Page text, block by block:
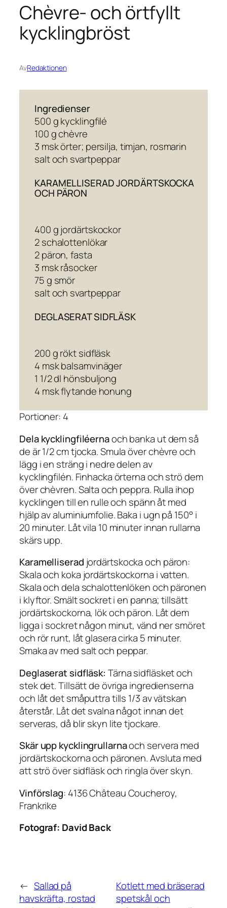
Chèvre- och örtfyllt
kycklingbröst
AvRedaktionen
Ingredienser
500 g kycklingfilé
100 g chèvre
3 msk örter; persilja, timjan, rosmarin
salt och svartpeppar
KARAMELLISERAD JORDÄRTSKOCKA
OCH PÄRON
400 g jordärtskockor
2 schalottenlökar
2 päron, fasta
3 msk råsocker
75 g smör
salt och svartpeppar
DEGLASERAT SIDFLÄSK
200 g rökt sidfläsk
4 msk balsamvinäger
1 1/2 dl hönsbuljong
4 msk flytande honung
Portioner: 4
Dela kycklingfiléernaoch banka ut dem så
de är 1/2 cm tjocka. Smula över chèvre och
lägg i en sträng i nedre delen av
kycklingfilén. Finhacka örterna och strö dem
över chèvren. Salta och peppra. Rulla ihop
kycklingen till en rulle och spänn åt med
hjälp av aluminiumfolie. Baka i ugn på 150° i
20 minuter. Låt vila 10 minuter innan rullarna
skärs upp.
Karamelliserad jordärtskocka och päron:
Skala och koka jordärtskockorna i vatten.
Skala och dela schalottenlöken och päronen
i klyftor. Smält sockret i en panna; tillsätt
jordärtskockorna, lök och päron. Låt dem
ligga i sockret någon minut, vänd ner smöret
och rör runt, låt glasera cirka 5 minuter.
Smaka av med salt och peppar.
Deglaserat sidfläsk: Tärna sidfläsket och
stek det. Tillsätt de övriga ingredienserna
och låt det småputtra tills 1/3 av vätskan
återstår. Låt det svalna något innan det
serveras, då blir skyn lite tjockare.
Skär upp kycklingrullarnaoch servera med
jordärtskockorna och päronen. Avsluta med
att strö över sidfläsk och ringla över skyn.
Vinförslag: 4136 Château Coucheroy,
Frankrike
Fotograf: David Back
← Sallad på
havskräfta, rostad
Kotlett med bräserad
spetskål och